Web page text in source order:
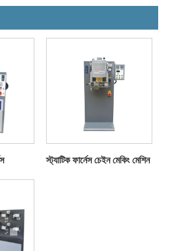
স্ট্যাটিক ফার্নেস চেইন মেকিং মেশিন